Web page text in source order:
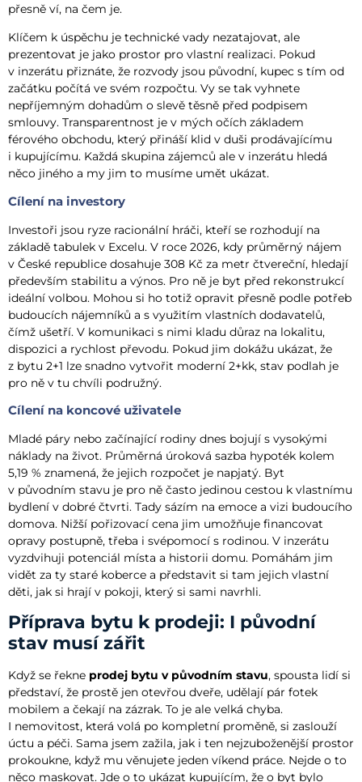
přesně ví, na čem je.
Klíčem k úspěchu je technické vady nezatajovat, ale
prezentovat je jako prostor pro vlastní realizaci. Pokud
v inzerátu přiznáte, že rozvody jsou původní, kupec s tím od
začátku počítá ve svém rozpočtu. Vy se tak vyhnete
nepříjemným dohadům o slevě těsně před podpisem
smlouvy. Transparentnost je v mých očích základem
férového obchodu, který přináší klid v duši prodávajícímu
i kupujícímu. Každá skupina zájemců ale v inzerátu hledá
něco jiného a my jim to musíme umět ukázat.
Cílení na investory
Investoři jsou ryze racionální hráči, kteří se rozhodují na
základě tabulek v Excelu. V roce 2026, kdy průměrný nájem
v České republice dosahuje 308 Kč za metr čtvereční, hledají
především stabilitu a výnos. Pro ně je byt před rekonstrukcí
ideální volbou. Mohou si ho totiž opravit přesně podle potřeb
budoucích nájemníků a s využitím vlastních dodavatelů,
čímž ušetří. V komunikaci s nimi kladu důraz na lokalitu,
dispozici a rychlost převodu. Pokud jim dokážu ukázat, že
z bytu 2+1 lze snadno vytvořit moderní 2+kk, stav podlah je
pro ně v tu chvíli podružný.
Cílení na koncové uživatele
Mladé páry nebo začínající rodiny dnes bojují s vysokými
náklady na život. Průměrná úroková sazba hypoték kolem
5,19 % znamená, že jejich rozpočet je napjatý. Byt
v původním stavu je pro ně často jedinou cestou k vlastnímu
bydlení v dobré čtvrti. Tady sázím na emoce a vizi budoucího
domova. Nižší pořizovací cena jim umožňuje financovat
opravy postupně, třeba i svépomocí s rodinou. V inzerátu
vyzdvihuji potenciál místa a historii domu. Pomáhám jim
vidět za ty staré koberce a představit si tam jejich vlastní
děti, jak si hrají v pokoji, který si sami navrhli.
Příprava bytu k prodeji: I původní
stav musí zářit
Když se řekne prodej bytu v původním stavu, spousta lidí si
představí, že prostě jen otevřou dveře, udělají pár fotek
mobilem a čekají na zázrak. To je ale velká chyba.
I nemovitost, která volá po kompletní proměně, si zaslouží
úctu a péči. Sama jsem zažila, jak i ten nejzuboženější prostor
prokoukne, když mu věnujete jeden víkend práce. Nejde o to
něco maskovat. Jde o to ukázat kupujícím, že o byt bylo